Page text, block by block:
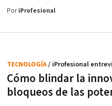
PoriProfesional
Cómo blindar la
bloqueos de las
TECNOLOGÍA/ iProfesional